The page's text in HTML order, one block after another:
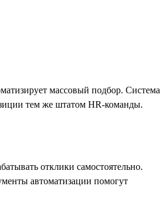
массовый подбор. Система
тем же штатом HR-команды.
отклики самостоятельно.
автоматизации помогут